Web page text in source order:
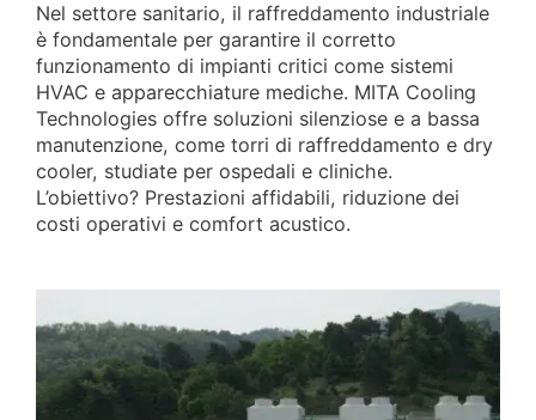
Nel settore sanitario, il raffreddamento industriale
è fondamentale per garantire il corretto
funzionamento di impianti critici come sistemi
HVAC e apparecchiature mediche. MITA Cooling
Technologies offre soluzioni silenziose e a bassa
manutenzione, come torri di raffreddamento e dry
cooler, studiate per ospedali e cliniche.
L’obiettivo? Prestazioni affidabili, riduzione dei
costi operativi e comfort acustico.